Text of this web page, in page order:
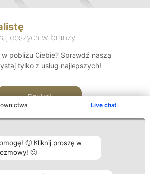
Live chat
🙂 Kliknij proszę w
🙂
w branży
pobliżu Ciebie? Sprawdź naszą
tylko z usług najlepszych!
Szukaj
Plebiscyt Kontakt